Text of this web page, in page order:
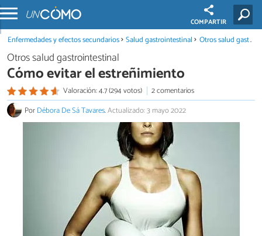
COMPARTIR
Enfermedades y efectos secundarios Salud gastrointestinal Otros salud gastrointestinal
Otros salud gastrointestinal
Cómo evitar el estreñimiento
Valoración: 4.7 (294 votos)
2 comentarios
PorDébora De Sá Tavares.Actualizado: 3 mayo 2022